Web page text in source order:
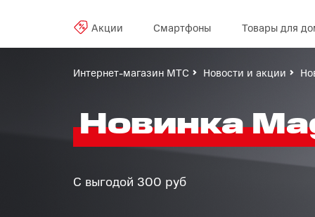
Акции
Смартфоны
Товары для дома
Акции Смартфоны Товары для
Интернет-магазин МТС Новости и акции
Новинка
С выгодой 300 руб